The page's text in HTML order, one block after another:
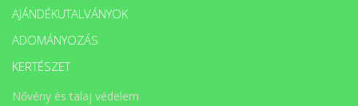
AJÁNDÉKUTALVÁNYOK
ADOMÁNYOZÁS
KERTÉSZET
Nővény és talaj védelem